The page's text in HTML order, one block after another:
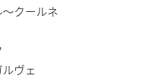
クールネ
ヴェ